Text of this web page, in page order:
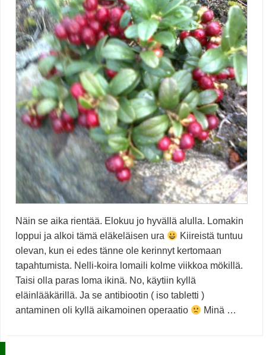
Näin se aika rientää. Elokuu jo hyvällä alulla. Lomakin
loppui ja alkoi tämä eläkeläisen ura
Kiireistä tuntuu
olevan, kun ei edes tänne ole kerinnyt kertomaan
tapahtumista. Nelli-koira lomaili kolme viikkoa mökillä.
Taisi olla paras loma ikinä. No, käytiin kyllä
eläinlääkärillä. Ja se antibiootin ( iso tabletti )
antaminen oli kyllä aikamoinen operaatio
Minä …